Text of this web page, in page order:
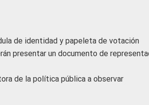
de identidad y papeleta de votación
presentar un documento de
de la política pública a observar